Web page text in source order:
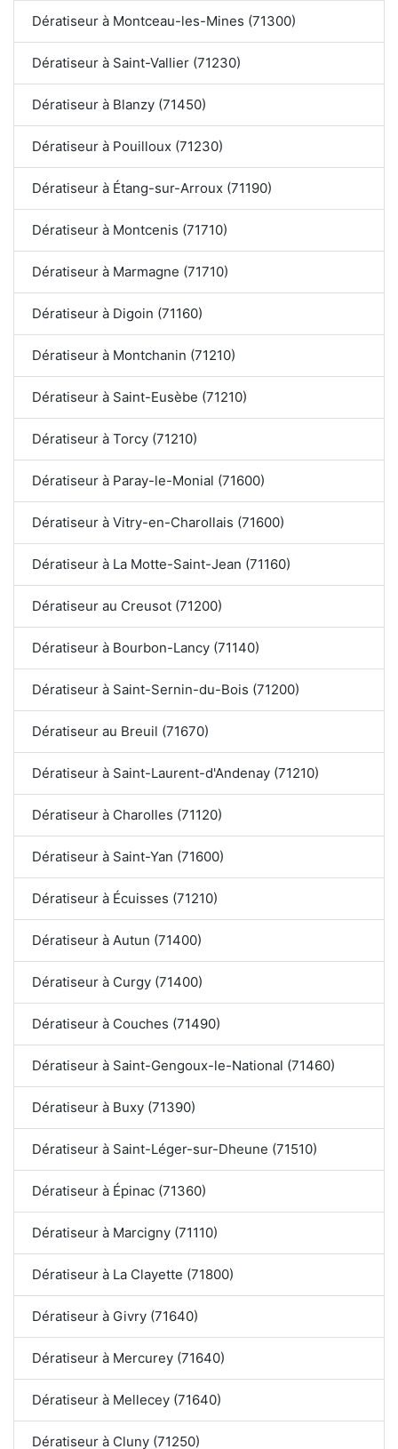
Dératiseur à Montceau-les-Mines (71300)
Dératiseur à Saint-Vallier (71230)
Dératiseur à Blanzy (71450)
Dératiseur à Pouilloux (71230)
Dératiseur à Étang-sur-Arroux (71190)
Dératiseur à Montcenis (71710)
Dératiseur à Marmagne (71710)
Dératiseur à Digoin (71160)
Dératiseur à Montchanin (71210)
Dératiseur à Saint-Eusèbe (71210)
Dératiseur à Torcy (71210)
Dératiseur à Paray-le-Monial (71600)
Dératiseur à Vitry-en-Charollais (71600)
Dératiseur à La Motte-Saint-Jean (71160)
Dératiseur au Creusot (71200)
Dératiseur à Bourbon-Lancy (71140)
Dératiseur à Saint-Sernin-du-Bois (71200)
Dératiseur au Breuil (71670)
Dératiseur à Saint-Laurent-d'Andenay (71210)
Dératiseur à Charolles (71120)
Dératiseur à Saint-Yan (71600)
Dératiseur à Écuisses (71210)
Dératiseur à Autun (71400)
Dératiseur à Curgy (71400)
Dératiseur à Couches (71490)
Dératiseur à Saint-Gengoux-le-National (71460)
Dératiseur à Buxy (71390)
Dératiseur à Saint-Léger-sur-Dheune (71510)
Dératiseur à Épinac (71360)
Dératiseur à Marcigny (71110)
Dératiseur à La Clayette (71800)
Dératiseur à Givry (71640)
Dératiseur à Mercurey (71640)
Dératiseur à Mellecey (71640)
Dératiseur à Cluny (71250)